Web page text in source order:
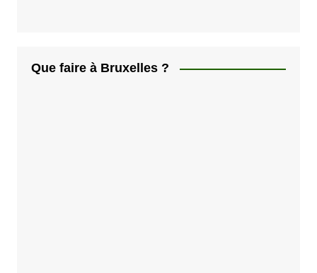
Que faire à Bruxelles ?